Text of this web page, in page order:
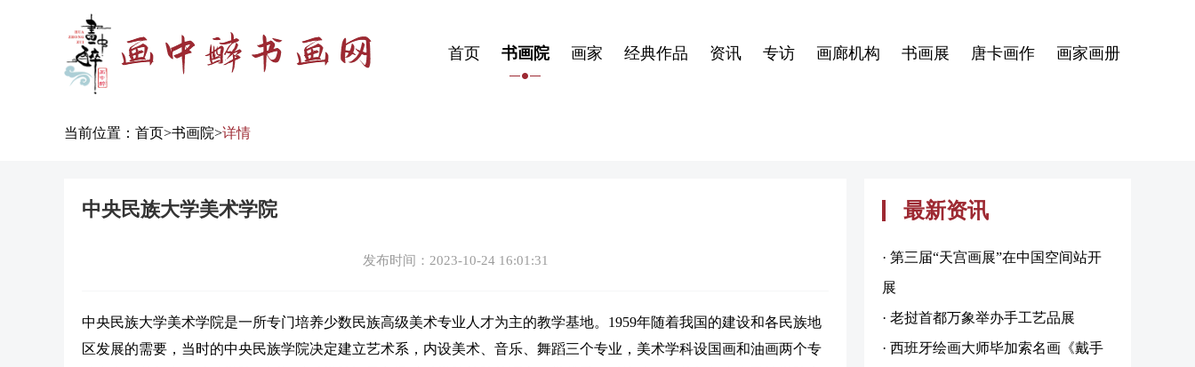
首页 书画院 画家 经典作品 资讯 专访 画廊机构 书画展 唐卡画作 画家画册
当前位置： 首页>书画院>详情
中央民族大学美术学院
发布时间：2023-10-24 16:01:31
中央民族大学美术学院是一所专门培养少数民族高级美术专业人才为主的教学基地。1959年随着我国的建设和各民族地
区发展的需要，当时的中央民族学院决定建立艺术系，内设美术、音乐、舞蹈三个专业，美术学科设国画和油画两个专
最新资讯
· 第三届“天宫画展”在中国空间站开
展
· 老挝首都万象举办手工艺品展
· 西班牙绘画大师毕加索名画《戴手